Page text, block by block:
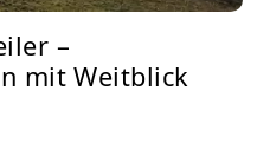
–
mit Weitblick